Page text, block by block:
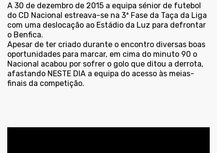
A 30 de dezembro de 2015 a equipa sénior de futebol
do CD Nacional estreava-se na 3ª Fase da Taça da Liga
com uma deslocação ao Estádio da Luz para defrontar
o Benfica.
Apesar de ter criado durante o encontro diversas boas
oportunidades para marcar, em cima do minuto 90 o
Nacional acabou por sofrer o golo que ditou a derrota,
afastando NESTE DIA a equipa do acesso às meias-
finais da competição.